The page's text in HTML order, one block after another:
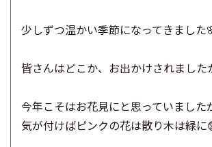
少しずつ温​かい季節になってきました
皆さんはどこか、お出かけされました
今年こそはお花見にと思っていました
気が付けばピンクの花は散り木は緑に